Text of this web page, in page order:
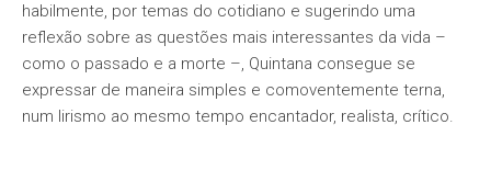
habilmente, por temas do cotidiano e sugerindo uma
reflexão sobre as questões mais interessantes da vida –
como o passado e a morte –, Quintana consegue se
expressar de maneira simples e comoventemente terna,
num lirismo ao mesmo tempo encantador, realista, crítico.